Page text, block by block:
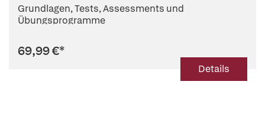
Grundlagen, Tests, Assessments und
Übungsprogramme
69,99 €*
Details